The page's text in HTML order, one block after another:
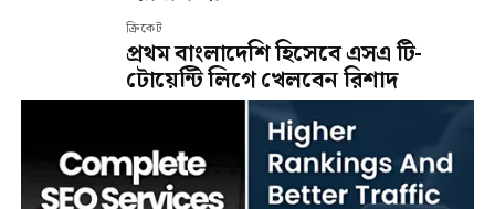
ক্রিকেট
প্রথম বাংলাদেশি হিসেবে এসএ টি-
টোয়েন্টি লিগে খেলবেন রিশাদ